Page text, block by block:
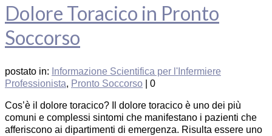
Dolore Toracico in Pronto
Soccorso
postato in: Informazione Scientifica per l'Infermiere
Professionista, Pronto Soccorso 0
Cos’è il dolore toracico? Il dolore toracico è uno dei più
comuni e complessi sintomi che manifestano i pazienti che
afferiscono ai dipartimenti di emergenza. Risulta essere uno